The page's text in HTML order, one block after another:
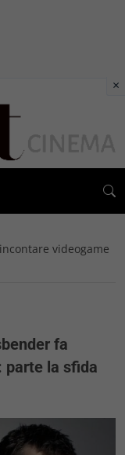
videogame
fa
parte la sfida
×